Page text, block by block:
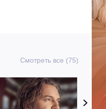
Смотреть все (75)